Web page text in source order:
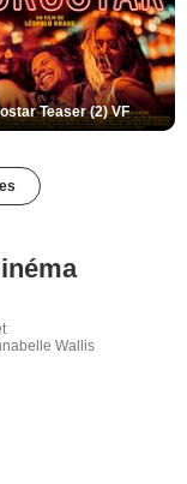
Teaser (2) VF
Wallis